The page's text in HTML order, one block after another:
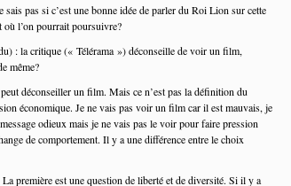
pas si c’est une bonne idée de parler du Roi Lion sur cette
où l’on pourrait poursuivre?
: la critique (« Télérama ») déconseille de voir un film,
même?
déconseiller un film. Mais ce n’est pas la définition du
économique. Je ne vais pas voir un film car il est mauvais, je
odieux mais je ne vais pas le voir pour faire pression
de comportement. Il y a une différence entre le choix
première est une question de liberté et de diversité. Si il y a